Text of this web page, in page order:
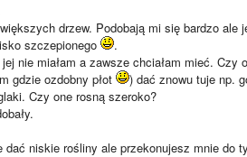
drzew. Podobają mi się bardzo ale
szczepionego
.
nie miałam a zawsze chciałam mieć. Czy
gdzie ozdobny płot
) dać znowu tuje np.
Czy one rosną szeroko?
dać niskie rośliny ale przekonujesz mnie do